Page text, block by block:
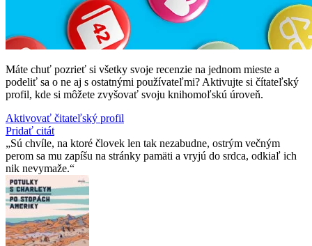
Máte chuť pozrieť si všetky svoje recenzie na jednom mieste a
podeliť sa o ne aj s ostatnými používateľmi? Aktivujte si čítateľský
profil, kde si môžete zvyšovať svoju knihomoľskú úroveň.
Aktivovať čitateľský profil
Pridať citát
Sú chvíle, na ktoré človek len tak nezabudne, ostrým večným
perom sa mu zapíšu na stránky pamäti a vryjú do srdca, odkiaľ ich
nik nevymaže.